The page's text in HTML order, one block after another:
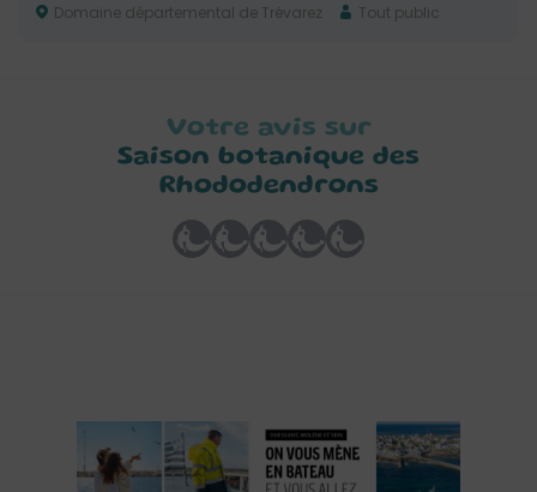
Domaine départemental de Trévarez Tout public
Votre avis sur
Saison botanique des
Rhododendrons